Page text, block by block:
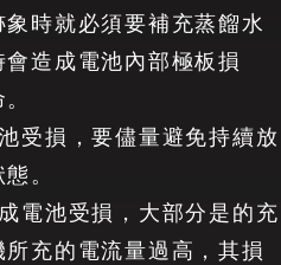
時就必須要補充蒸餾水
造成電池內部極板損
受損，要儘量避免持續放
。
電池受損，大部分是的充
充的電流量過高，其損